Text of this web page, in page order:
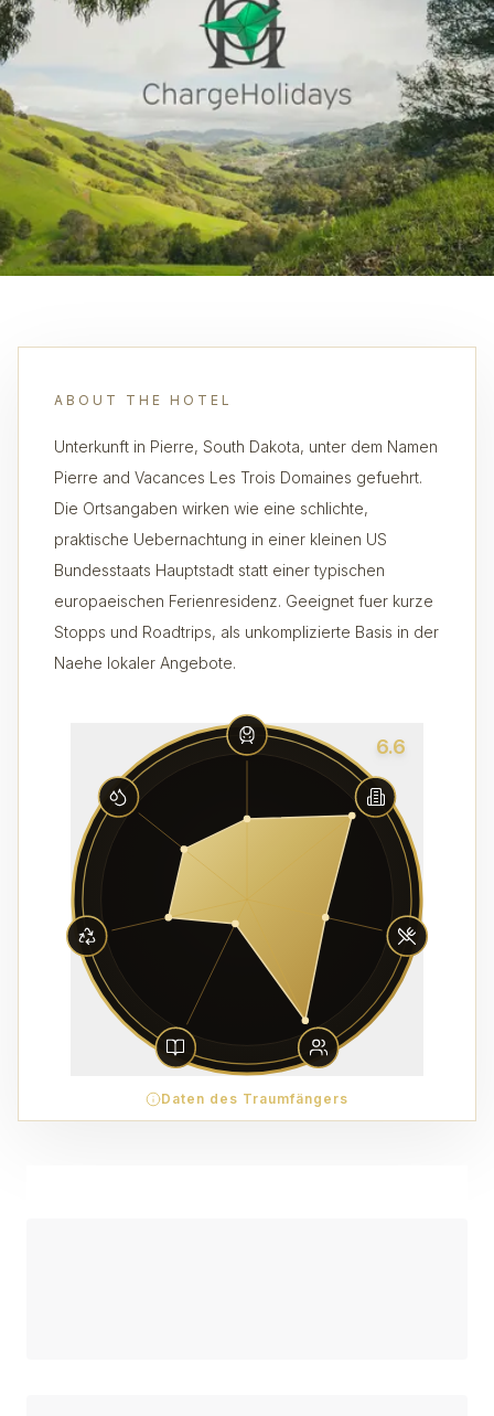
ABOUT THE HOTEL
Unterkunft in Pierre, South Dakota, unter dem Namen
Pierre and Vacances Les Trois Domaines gefuehrt.
Die Ortsangaben wirken wie eine schlichte,
praktische Uebernachtung in einer kleinen US
Bundesstaats Hauptstadt statt einer typischen
europaeischen Ferienresidenz. Geeignet fuer kurze
Stopps und Roadtrips, als unkomplizierte Basis in der
Naehe lokaler Angebote.
6.6
Daten des Traumfängers